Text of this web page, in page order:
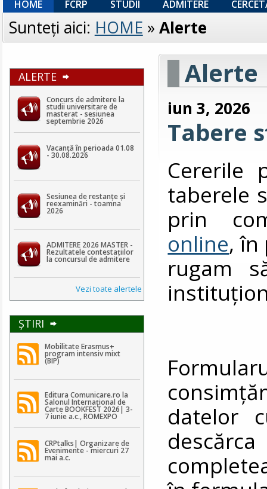
HOME FCRP STUDII ADMITERE
Sunteţi aici: HOME » Alerte
ALERTE
Concurs de admitere la
studii universitare de
masterat - sesiunea
septembrie 2026
Vacanță în perioada 01.08
- 30.08.2026
Sesiunea de restanțe și
reexaminări - toamna
2026
ADMITERE 2026 MASTER -
Rezultatele contestaţiilor
la concursul de admitere
Vezi toate alertele
ŞTIRI
Mobilitate Erasmus+
program intensiv mixt
(BIP)
Editura Comunicare.ro la
Salonul Internațional de
Carte BOOKFEST 2026| 3-
7 iunie a.c., ROMEXPO
CRPtalks| Organizare de
Evenimente - miercuri 27
mai a.c.
Alerte
iun 3, 2026
Tabere
Cererile
taberele
prin
online, în
rugam
datelor